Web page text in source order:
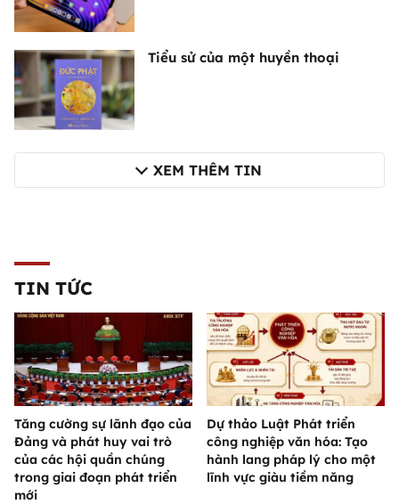
Tiểu sử của một huyền thoại
XEM THÊM TIN
TIN TỨC
Tăng cường sự lãnh đạo của
Đảng và phát huy vai trò
của các hội quần chúng
trong giai đoạn phát triển
mới
Dự thảo Luật Phát triển
công nghiệp văn hóa: Tạo
hành lang pháp lý cho một
lĩnh vực giàu tiềm năng